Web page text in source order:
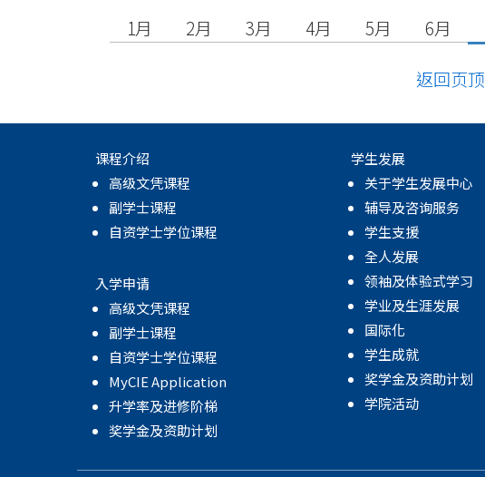
1月 2月 3月 4月 5月 6月
返回页顶
课程介绍
高级文凭课程
副学士课程
自资学士学位课程
入学申请
高级文凭课程
副学士课程
自资学士学位课程
MyCIE Application
升学率及进修阶梯
奖学金及资助计划
学生发展
关于学生发展中心
辅导及咨询服务
学生支援
全人发展
领袖及体验式学习
学业及生涯发展
国际化
学生成就
奖学金及资助计划
学院活动